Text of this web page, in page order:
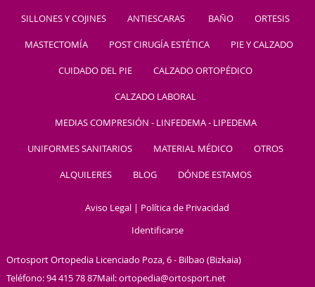
SILLONES Y COJINES ANTIESCARAS BAÑO ORTESIS
MASTECTOMÍA POST CIRUGÍA ESTÉTICA PIE Y CALZADO
CUIDADO DEL PIE CALZADO ORTOPÉDICO
CALZADO LABORAL
MEDIAS COMPRESIÓN - LINFEDEMA - LIPEDEMA
UNIFORMES SANITARIOS MATERIAL MÉDICO OTROS
ALQUILERES BLOG DÓNDE ESTAMOS
Aviso Legal
Política de Privacidad
Identificarse
Ortosport Ortopedia Licenciado Poza, 6- Bilbao (Bizkaia)
Teléfono:94 415 78 87Mail:ortopedia@ortosport.net